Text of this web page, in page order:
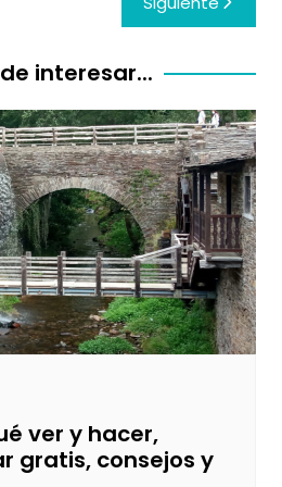
interesar...
ver y hacer,
gratis, consejos y